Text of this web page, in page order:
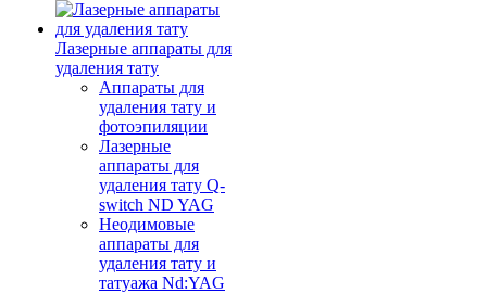
Лазерные аппараты для
удаления тату
Аппараты для
удаления тату и
фотоэпиляции
Лазерные
аппараты для
удаления тату Q-
switch ND YAG
Неодимовые
аппараты для
удаления тату и
татуажа Nd:YAG